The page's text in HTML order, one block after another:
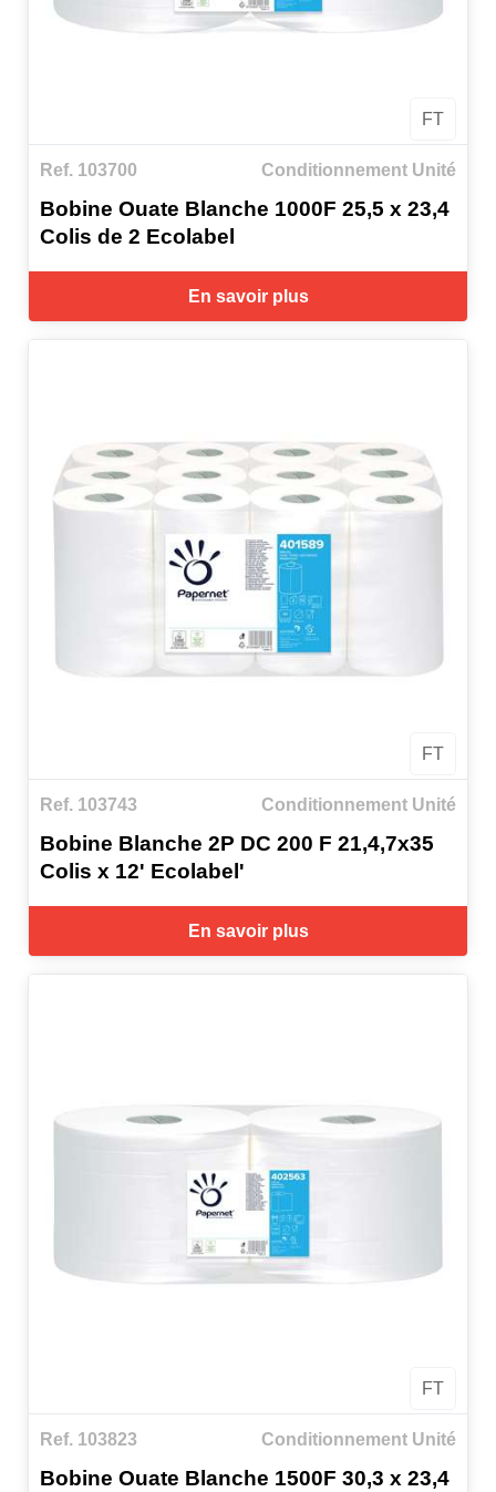
FT
Ref. 103700 Conditionnement Unité
Bobine Ouate Blanche 1000F 25,5 x 23,4
Colis de 2 Ecolabel
En savoir plus
FT
Ref. 103743 Conditionnement Unité
Bobine Blanche 2P DC 200 F 21,4,7x35
Colis x 12' Ecolabel'
En savoir plus
FT
Ref. 103823 Conditionnement Unité
Bobine Ouate Blanche 1500F 30,3 x 23,4